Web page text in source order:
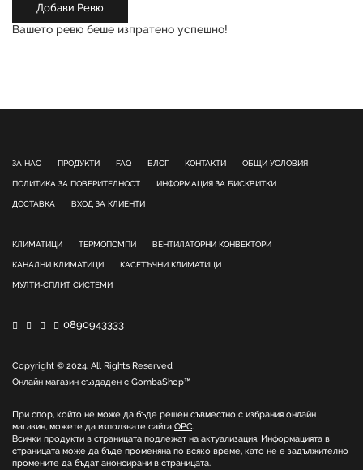
Добави Ревю
Вашето ревю беше изпратено успешно!
ЗА НАС ПРОДУКТИ FAQ БЛОГ КОНТАКТИ ОБЩИ УСЛОВИЯ
ПОЛИТИКА ЗА ПОВЕРИТЕЛНОСТ ИНФОРМАЦИЯ ЗА БИСКВИТКИ
ДОСТАВКА ВХОД ЗА КЛИЕНТИ
КЛИМАТИЦИ ТЕРМОПОМПИ ВЕНТИЛАТОРНИ КОНВЕКТОРИ
КАНАЛНИ КЛИМАТИЦИ КАСЕТЪЧНИ КЛИМАТИЦИ
МУЛТИ-СПЛИТ СИСТЕМИ
0890943333
Copyright © 2024. All Rights Reserved
Онлайн магазин създаден с GombaShop™
При спор, който не може да бъде решен съвместно с избрания онлайн
магазин, можете да използвате сайта ОРС.
Всички продукти в страницата подлежат на актуализация. Информацията в
страницата може да бъде променяна по всяко време, като не е задължително
промените да бъдат анонсирани в страницата.